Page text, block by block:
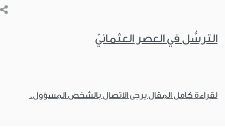
الترسُّل في العصر العثمانيّ
لقراءة كامل المقال يرجى الاتصال بالشخص المسؤول.